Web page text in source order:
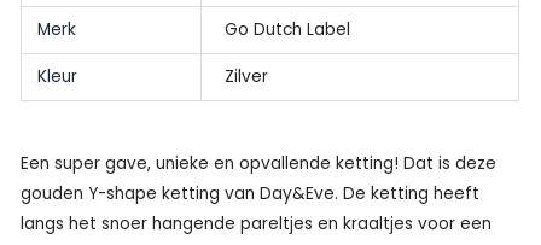
Merk Go Dutch Label
Kleur Zilver
Een super gave, unieke en opvallende ketting! Dat is deze
gouden Y-shape ketting van Day&Eve. De ketting heeft
langs het snoer hangende pareltjes en kraaltjes voor een